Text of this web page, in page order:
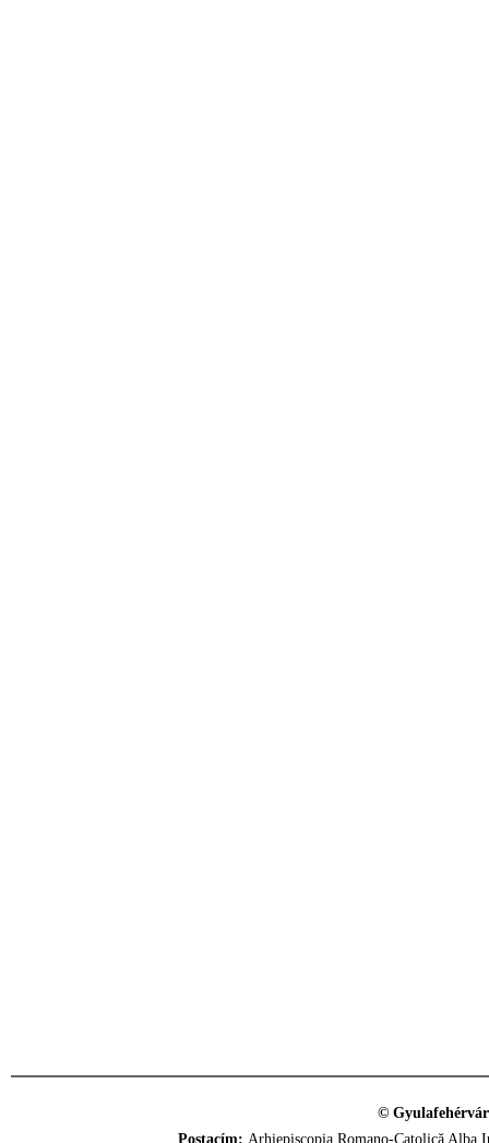
©
Postacím: Arhiepiscopia Romano-Catolică